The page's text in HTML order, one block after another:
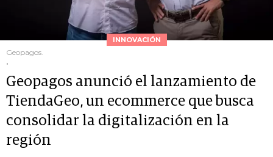
INNOVACIÓN
Geopagos.
.
Geopagos anunció el lanzamiento de
TiendaGeo, un ecommerce que busca
consolidar la digitalización en la
región